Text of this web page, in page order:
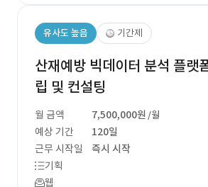
유사도 높음 기간제
산재예방 빅데이터 분석 플랫
립 및 컨설팅
월 금액 7,500,000원 /월
예상 기간
120일
근무 시작일
즉시 시작
기획
웹